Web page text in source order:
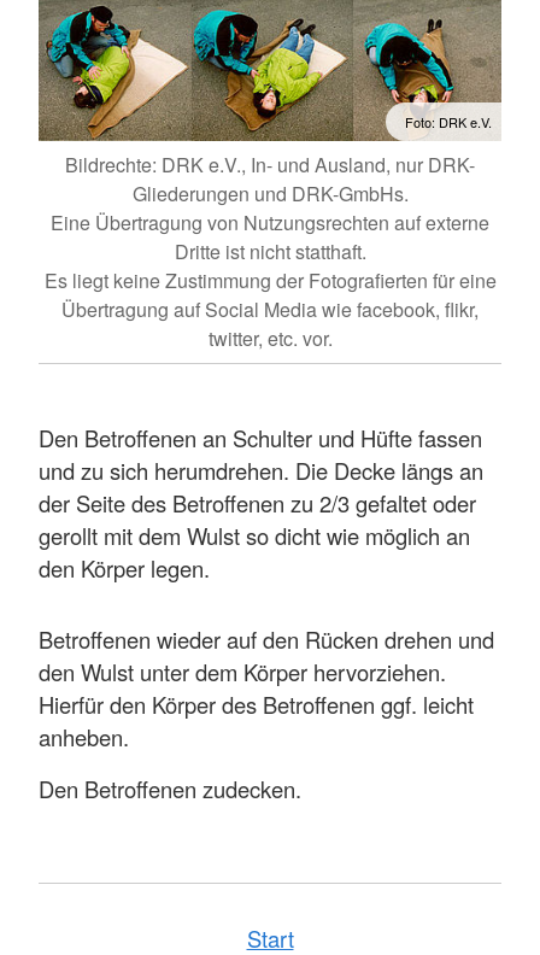
Foto: DRK e.V.
Bildrechte: DRK e.V., In- und Ausland, nur DRK-
Gliederungen und DRK-GmbHs.
Eine Übertragung von Nutzungsrechten auf externe
Dritte ist nicht statthaft.
Es liegt keine Zustimmung der Fotografierten für eine
Übertragung auf Social Media wie facebook, flikr,
twitter, etc. vor.
Den Betroffenen an Schulter und Hüfte fassen
und zu sich herumdrehen. Die Decke längs an
der Seite des Betroffenen zu 2/3 gefaltet oder
gerollt mit dem Wulst so dicht wie möglich an
den Körper legen.
Betroffenen wieder auf den Rücken drehen und
den Wulst unter dem Körper hervorziehen.
Hierfür den Körper des Betroffenen ggf. leicht
anheben.
Den Betroffenen zudecken.
Start